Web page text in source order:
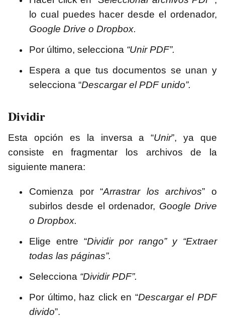
lo cual puedes hacer desde el ordenador,
Google Drive o Dropbox.
Por último, selecciona “Unir PDF”.
Espera a que tus documentos se unan y
selecciona “Descargar el PDF unido”.
Dividir
Esta opción es la inversa a “Unir”, ya que
consiste en fragmentar los archivos de la
siguiente manera:
Comienza por “Arrastrar los archivos” o
subirlos desde el ordenador, Google Drive
o Dropbox.
Elige entre “Dividir por rango” y “Extraer
todas las páginas”.
Selecciona “Dividir PDF”.
Por último, haz click en “Descargar el PDF
divido”.